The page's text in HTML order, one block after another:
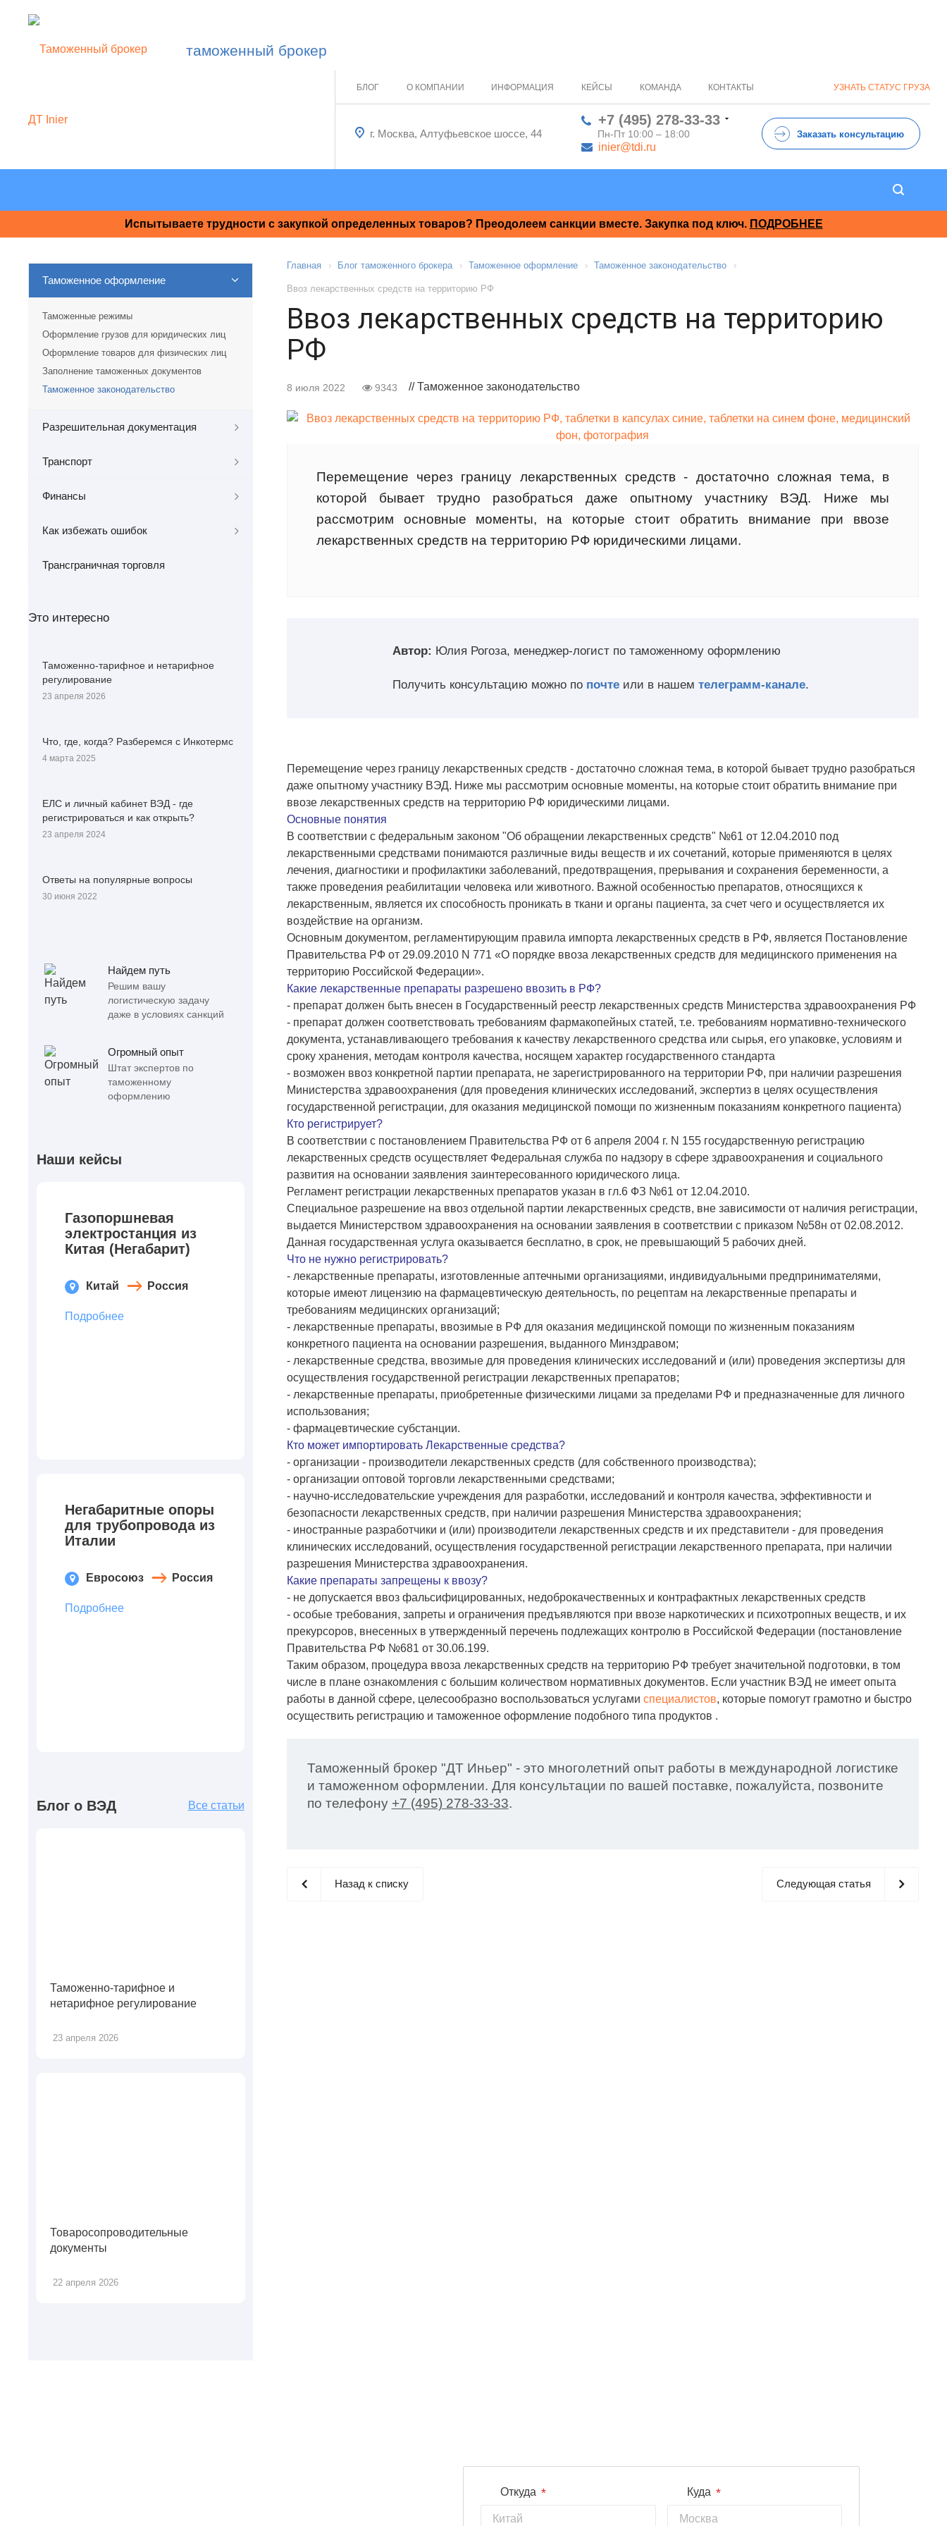
таможенный брокер
г. Москва, Алтуфьевское шоссе, 44
+7 (495) 278-33-33
Пн-Пт 10:00 – 18:00
inier@tdi.ru
Заказать консультацию
БЛОГ О КОМПАНИИ ИНФОРМАЦИЯ КЕЙСЫ КОМАНДА КОНТАКТЫ УЗНАТЬ СТАТУС ГРУЗА
Испытываете трудности с закупкой определенных товаров? Преодолеем санкции вместе. Закупка под ключ. ПОДРОБНЕЕ
Главная Блог таможенного брокера Таможенное оформление Таможенное законодательство
Ввоз лекарственных средств на территорию РФ
Ввоз лекарственных средств на территорию
РФ
8 июля 2022 9343 // Таможенное законодательство
Перемещение через границу лекарственных средств - достаточно сложная тема, в
которой бывает трудно разобраться даже опытному участнику ВЭД. Ниже мы
рассмотрим основные моменты, на которые стоит обратить внимание при ввозе
лекарственных средств на территорию РФ юридическими лицами.
Автор: Юлия Рогоза, менеджер-логист по таможенному оформлению
Получить консультацию можно по почтеили в нашем телеграмм-канале.
Перемещение через границу лекарственных средств - достаточно сложная тема, в которой бывает трудно разобраться
даже опытному участнику ВЭД. Ниже мы рассмотрим основные моменты, на которые стоит обратить внимание при
ввозе лекарственных средств на территорию РФ юридическими лицами.
Основные понятия
В соответствии с федеральным законом "Об обращении лекарственных средств" №61 от 12.04.2010 под
лекарственными средствами понимаются различные виды веществ и их сочетаний, которые применяются в целях
лечения, диагностики и профилактики заболеваний, предотвращения, прерывания и сохранения беременности, а
также проведения реабилитации человека или животного. Важной особенностью препаратов, относящихся к
лекарственным, является их способность проникать в ткани и органы пациента, за счет чего и осуществляется их
воздействие на организм.
Основным документом, регламентирующим правила импорта лекарственных средств в РФ, является Постановление
Правительства РФ от 29.09.2010 N 771 «О порядке ввоза лекарственных средств для медицинского применения на
территорию Российской Федерации».
Какие лекарственные препараты разрешено ввозить в РФ?
- препарат должен быть внесен в Государственный реестр лекарственных средств Министерства здравоохранения РФ
- препарат должен соответствовать требованиям фармакопейных статей, т.е. требованиям нормативно-технического
документа, устанавливающего требования к качеству лекарственного средства или сырья, его упаковке, условиям и
сроку хранения, методам контроля качества, носящем характер государственного стандарта
- возможен ввоз конкретной партии препарата, не зарегистрированного на территории РФ, при наличии разрешения
Министерства здравоохранения (для проведения клинических исследований, экспертиз в целях осуществления
государственной регистрации, для оказания медицинской помощи по жизненным показаниям конкретного пациента)
Кто регистрирует?
В соответствии с постановлением Правительства РФ от 6 апреля 2004 г. N 155 государственную регистрацию
лекарственных средств осуществляет Федеральная служба по надзору в сфере здравоохранения и социального
развития на основании заявления заинтересованного юридического лица.
Регламент регистрации лекарственных препаратов указан в гл.6 ФЗ №61 от 12.04.2010.
Специальное разрешение на ввоз отдельной партии лекарственных средств, вне зависимости от наличия регистрации,
выдается Министерством здравоохранения на основании заявления в соответствии с приказом №58н от 02.08.2012.
Данная государственная услуга оказывается бесплатно, в срок, не превышающий 5 рабочих дней.
Что не нужно регистрировать?
- лекарственные препараты, изготовленные аптечными организациями, индивидуальными предпринимателями,
которые имеют лицензию на фармацевтическую деятельность, по рецептам на лекарственные препараты и
требованиям медицинских организаций;
- лекарственные препараты, ввозимые в РФ для оказания медицинской помощи по жизненным показаниям
конкретного пациента на основании разрешения, выданного Минздравом;
- лекарственные средства, ввозимые для проведения клинических исследований и (или) проведения экспертизы для
осуществления государственной регистрации лекарственных препаратов;
- лекарственные препараты, приобретенные физическими лицами за пределами РФ и предназначенные для личного
использования;
- фармацевтические субстанции.
Кто может импортировать Лекарственные средства?
- организации - производители лекарственных средств (для собственного производства);
- организации оптовой торговли лекарственными средствами;
- научно-исследовательские учреждения для разработки, исследований и контроля качества, эффективности и
безопасности лекарственных средств, при наличии разрешения Министерства здравоохранения;
- иностранные разработчики и (или) производители лекарственных средств и их представители - для проведения
клинических исследований, осуществления государственной регистрации лекарственного препарата, при наличии
разрешения Министерства здравоохранения.
Какие препараты запрещены к ввозу?
- не допускается ввоз фальсифицированных, недоброкачественных и контрафактных лекарственных средств
- особые требования, запреты и ограничения предъявляются при ввозе наркотических и психотропных веществ, и их
прекурсоров, внесенных в утвержденный перечень подлежащих контролю в Российской Федерации (постановление
Правительства РФ №681 от 30.06.199.
Таким образом, процедура ввоза лекарственных средств на территорию РФ требует значительной подготовки, в том
числе в плане ознакомления с большим количеством нормативных документов. Если участник ВЭД не имеет опыта
работы в данной сфере, целесообразно воспользоваться услугами специалистов, которые помогут грамотно и быстро
осуществить регистрацию и таможенное оформление подобного типа продуктов .
Таможенный брокер "ДТ Иньер" - это многолетний опыт работы в международной логистике
и таможенном оформлении. Для консультации по вашей поставке, пожалуйста, позвоните
по телефону +7 (495) 278-33-33.
Назад к списку Следующая статья
Таможенное оформление
Таможенные режимы
Оформление грузов для юридических лиц
Оформление товаров для физических лиц
Заполнение таможенных документов
Таможенное законодательство
Разрешительная документация
Транспорт
Финансы
Как избежать ошибок
Трансграничная торговля
Это интересно
Таможенно-тарифное и нетарифное
регулирование
23 апреля 2026
Что, где, когда? Разберемся с Инкотермс
4 марта 2025
ЕЛС и личный кабинет ВЭД - где
регистрироваться и как открыть?
23 апреля 2024
Ответы на популярные вопросы
30 июня 2022
Найдем путь
Решим вашу
логистическую задачу
даже в условиях санкций
Огромный опыт
Штат экспертов по
таможенному
оформлению
Наши кейсы
Газопоршневая
электростанция из
Китая (Негабарит)
Китай Россия
Подробнее
Негабаритные опоры
для трубопровода из
Италии
Евросоюз Россия
Подробнее
Все статьи
Блог о ВЭД
23 апреля 2026
Таможенно-тарифное и
нетарифное регулирование
22 апреля 2026
Товаросопроводительные
документы
Откуда * Куда *